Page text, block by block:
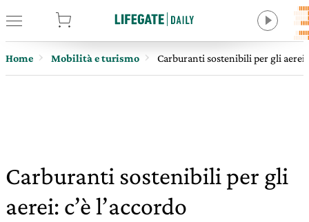
Home Mobilità e turismo Carburanti sostenibili per gli aerei:
Carburanti sostenibili per gli
aerei: c’è l’accordo